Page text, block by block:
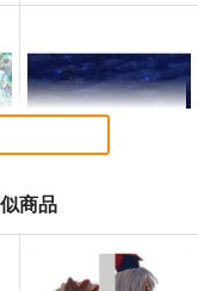
寂光寂
商品